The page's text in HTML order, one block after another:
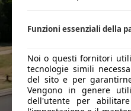
Funzioni essenziali della
Noi o questi fornitori
tecnologie simili
del sito e per
Vengono in genere
dell'utente per